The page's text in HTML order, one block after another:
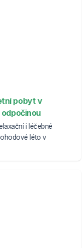
pobyt v
i léčebné
léto v